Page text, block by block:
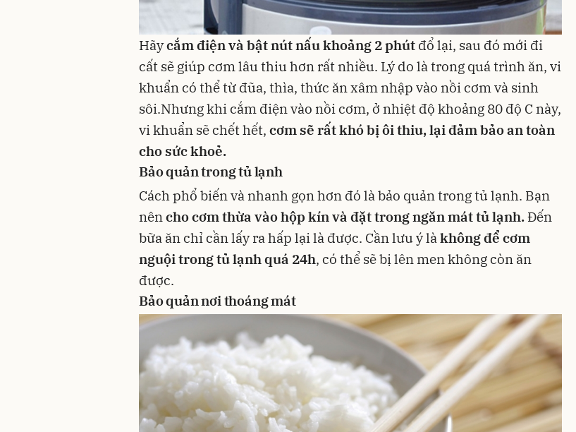
Hãycắm điện và bật nút nấu khoảng 2 phút đổ lại, sau đó mới đi
cất sẽ giúp cơm lâu thiu hơn rất nhiều. Lý do là trong quá trình ăn, vi
khuẩn có thể từ đũa, thìa, thức ăn xâm nhập vào nồi cơm và sinh
sôi.Nhưng khi cắm điện vào nồi cơm, ở nhiệt độ khoảng 80 độ C này,
vi khuẩn sẽ chết hết, cơm sẽ rất khó bị ôi thiu, lại đảm bảo an toàn
cho sức khoẻ.
Bảo quản trong tủ lạnh
Cách phổ biến và nhanh gọn hơn đó là bảo quản trong tủ lạnh. Bạn
nêncho cơm thừa vào hộp kín và đặt trong ngăn mát tủ lạnh.Đến
bữa ăn chỉ cần lấy ra hấp lại là được. Cần lưu ý làkhông để cơm
nguội trong tủ lạnh quá 24h, có thể sẽ bị lên men không còn ăn
được.
Bảo quản nơi thoáng mát